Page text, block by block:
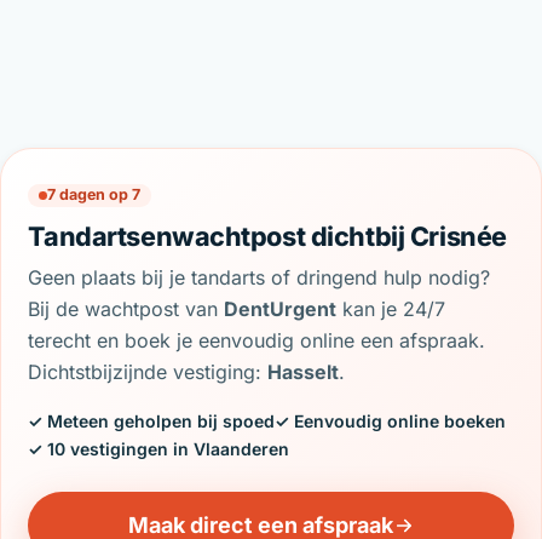
7 dagen op 7
Tandartsenwachtpost dichtbij Crisnée
Geen plaats bij je tandarts of dringend hulp nodig?
Bij de wachtpost van DentUrgent kan je 24/7
terecht en boek je eenvoudig online een afspraak.
Dichtstbijzijnde vestiging: Hasselt.
✓ Meteen geholpen bij spoed✓ Eenvoudig online boeken
✓ 10 vestigingen in Vlaanderen
Maak direct een afspraak